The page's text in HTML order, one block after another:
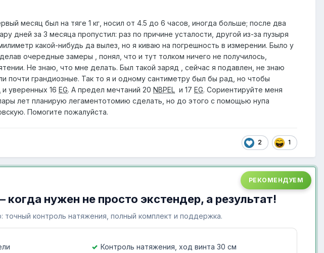
месяц был на тяге 1 кг, носил от 4.5 до 6 часов, иногда больше; после два
дней за 3 месяца пропустил: раз по причине усталости, другой из-за пузыря
какой-нибудь да вылез, но я киваю на погрешность в измерении. Было у
очередные замеры , понял, что и тут толком ничего не получилось,
Не знаю, что мне делать. Был такой заряд , сейчас я подавлен, не знаю
почти грандиозные. Так то я и одному сантиметру был бы рад, но чтобы
и уверенных 16 EG. А предел мечтаний 20 NBPEL и 17 EG. Сориентируйте меня
лет планирую легаментотомию сделать, но до этого с помощью нупа
Помогите пожалуйста.
2 1
РЕКОМЕНДУЕМ
когда нужен не просто экстендер, а результат!
точный контроль натяжения, полный комплект и поддержка.
Контроль натяжения, ход винта 30 см